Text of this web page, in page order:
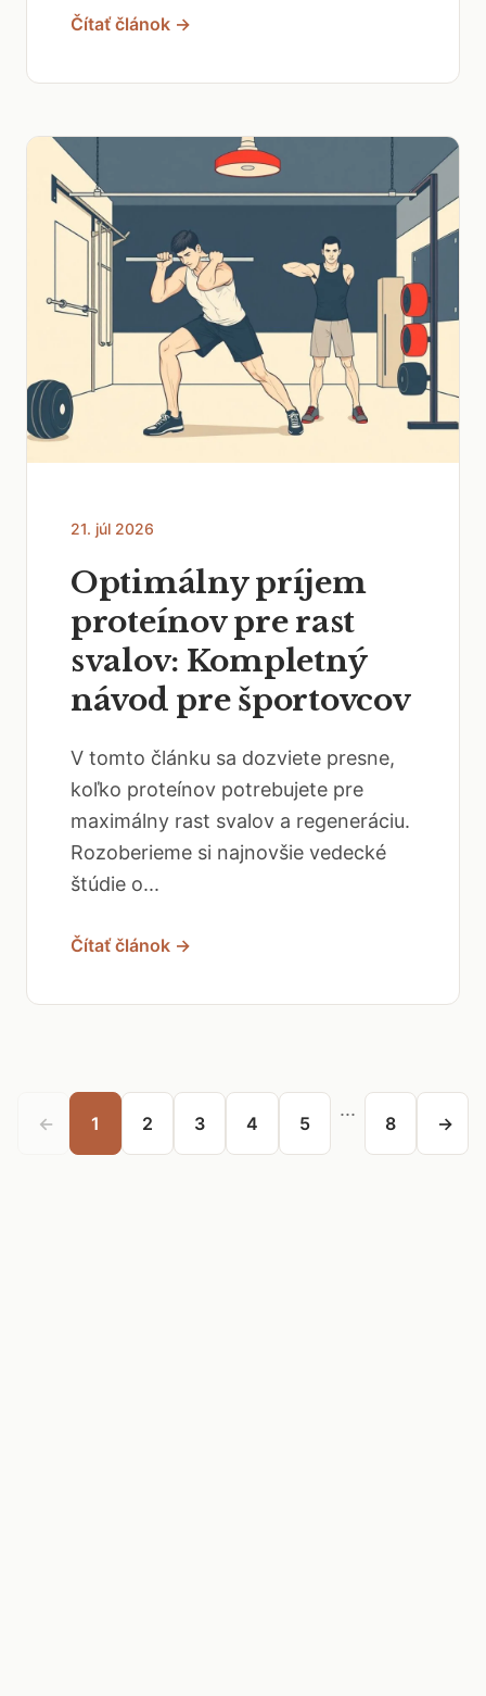
Čítať článok →
21. júl 2026
Optimálny príjem
proteínov pre rast
svalov: Kompletný
návod pre športovcov
V tomto článku sa dozviete presne,
koľko proteínov potrebujete pre
maximálny rast svalov a regeneráciu.
Rozoberieme si najnovšie vedecké
štúdie o...
Čítať článok →
← 1 2 3 4 5
...
8 →